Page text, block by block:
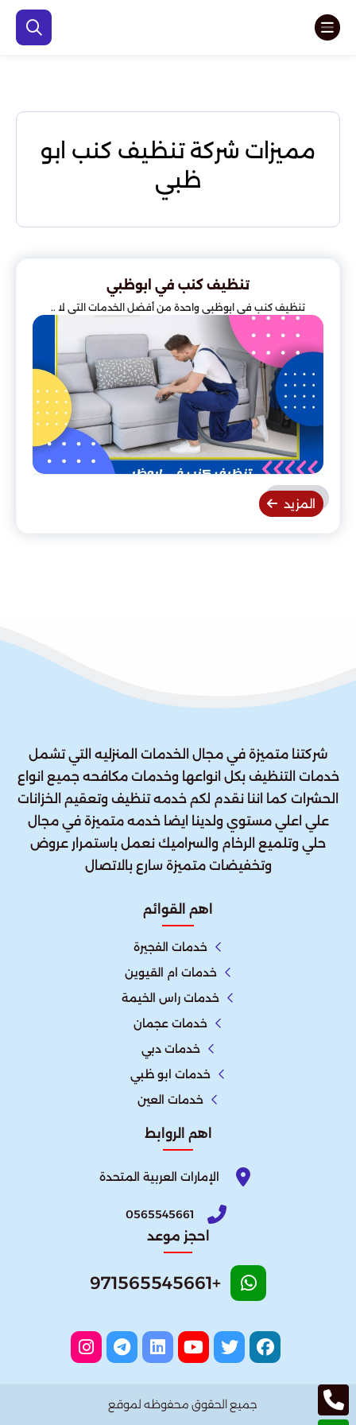
مميزات شركة تنظيف كنب ابو
ظبي
تنظيف كنب في ابوظبي
تنظيف كنب في ابوظبي واحدة من أفضل الخدمات التي لا ..
المزيد
شركتنا متميزة في مجال الخدمات المنزليه التي تشمل
خدمات التنظيف بكل انواعها وخدمات مكافحه جميع انواع
الحشرات كما اننا نقدم لكم خدمه تنظيف وتعقيم الخزانات
علي اعلي مستوي ولدينا ايضا خدمه متميزة في مجال
حلي وتلميع الرخام والسراميك نعمل باستمرار عروض
وتخفيضات متميزة سارع بالاتصال
اهم القوائم
خدمات الفجيرة
خدمات ام القيوين
خدمات راس الخيمة
خدمات عجمان
خدمات دبي
خدمات ابو ظبي
خدمات العين
اهم الروابط
الإمارات العربية المتحدة​
0565545661
احجز موعد
+971565545661
جميع الحقوق محفوظه لموقع